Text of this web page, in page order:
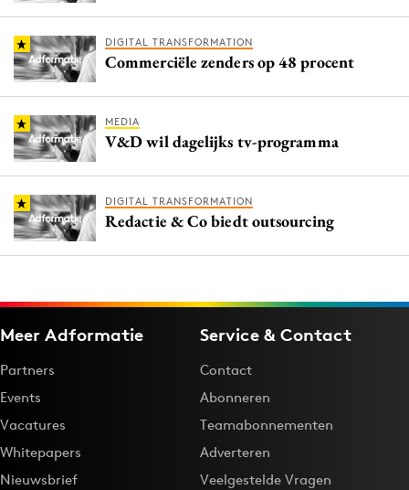
DIGITAL TRANSFORMATION
Commerciële zenders op 48 procent
MEDIA
V&D wil dagelijks tv-programma
DIGITAL TRANSFORMATION
Redactie & Co biedt outsourcing
Meer Adformatie
Partners
Events
Vacatures
Whitepapers
Nieuwsbrief
Service & Contact
Contact
Abonneren
Teamabonnementen
Adverteren
Veelgestelde Vragen